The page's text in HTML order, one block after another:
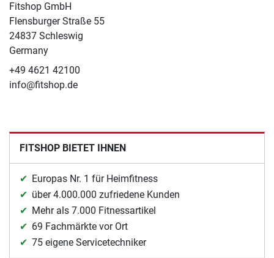
Fitshop GmbH
Flensburger Straße 55
24837 Schleswig
Germany
+49 4621 42100
info@fitshop.de
FITSHOP BIETET IHNEN
Europas Nr. 1 für Heimfitness
über 4.000.000 zufriedene Kunden
Mehr als 7.000 Fitnessartikel
69 Fachmärkte vor Ort
75 eigene Servicetechniker